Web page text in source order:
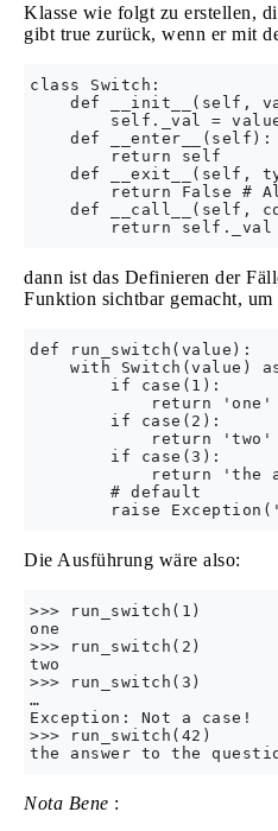
Klasse wie folgt zu erstellen,
gibt true zurück, wenn er mit
class Switch:
def __init__(self,
self._val =
    def __enter__(self):
        return self
def __exit__(self,
return False #
def __call__(self,
dann ist das Definieren der
Funktion sichtbar gemacht,
def run_switch(value):
with Switch(value)
        if case(1):
            return 'one'
        if case(2):
            return 'two'
        if case(3):
return 'the
        # default
Die Ausführung wäre also:
>>> run_switch(1)
one
>>> run_switch(2)
two
>>> run_switch(3)
…
Exception: Not a case!
>>> run_switch(42)
Nota Bene :